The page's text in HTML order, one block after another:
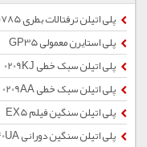
پلی اتیلن ترفتالات بطری BG785
پلی استایرن معمولی GP35
پلی اتیلن سبک خطی 0209KJ
پلی اتیلن سبک خطی 0209AA
پلی اتیلن سنگین فیلم EX5
پلی اتیلن سنگین دورانی 3840UA